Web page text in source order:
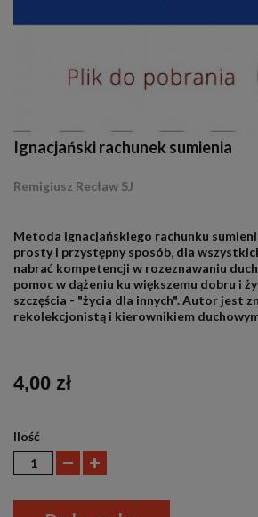
Ignacjański rachunek sumienia
Remigiusz Recław SJ
Metoda ignacjańskiego rachunku
prosty i przystępny sposób, dla
nabrać kompetencji w rozeznawaniu
pomoc w dążeniu ku większemu dobru i
szczęścia - "życia dla innych". Autor jest
rekolekcjonistą i kierownikiem
4,00 zł
Ilość